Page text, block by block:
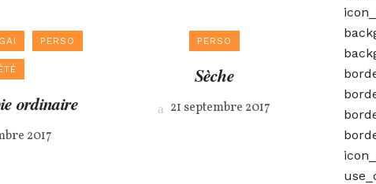
PERSO
ordinaire
2017
PERSO
Sèche
21 septembre 2017